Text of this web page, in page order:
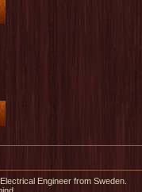
Engineer from Sweden.